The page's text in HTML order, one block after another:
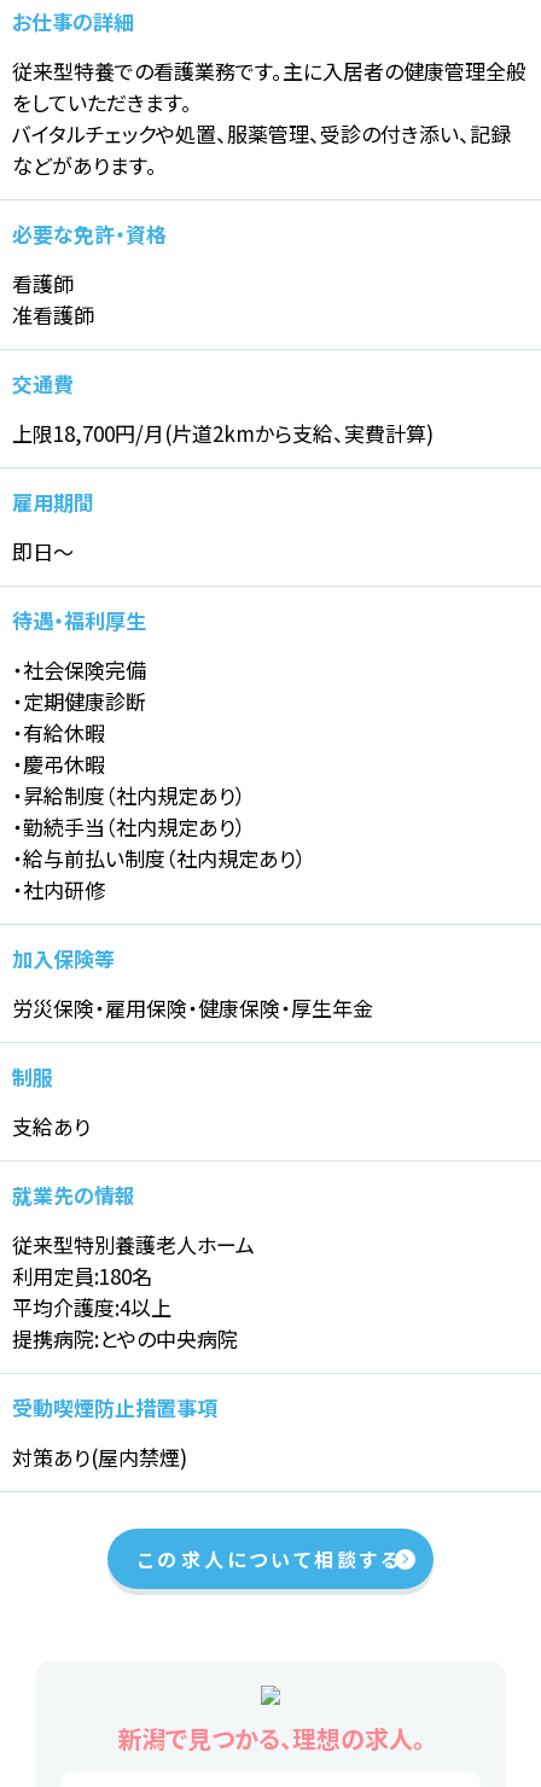
お仕事の詳細
従来型特養での看護業務です。主に入居者の健康管理全般
をしていただきます。
バイタルチェックや処置、服薬管理、受診の付き添い、記録
などがあります。
必要な免許・資格
看護師
准看護師
交通費
上限18,700円/月(片道2kmから支給、実費計算)
雇用期間
即日～
待遇・福利厚生
・社会保険完備
・定期健康診断
・有給休暇
・慶弔休暇
・昇給制度（社内規定あり）
・勤続手当（社内規定あり）
・給与前払い制度（社内規定あり）
・社内研修
加入保険等
労災保険・雇用保険・健康保険・厚生年金
制服
支給あり
就業先の情報
従来型特別養護老人ホーム
利用定員:180名
平均介護度:4以上
提携病院:とやの中央病院
受動喫煙防止措置事項
対策あり(屋内禁煙)
この求人について相談する
新潟で見つかる、理想の求人。